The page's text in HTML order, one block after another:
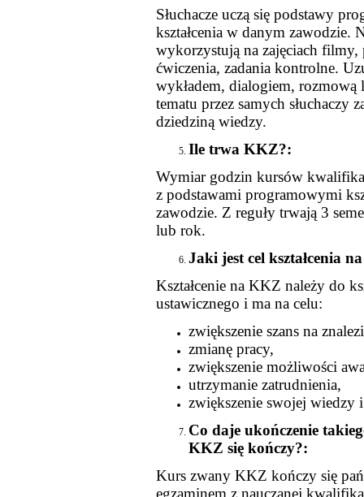
Słuchacze uczą się podstawy
kształcenia w danym zawodzie.
wykorzystują na zajęciach filmy,
ćwiczenia, zadania kontrolne.
wykładem, dialogiem,
tematu przez samych słuchaczy
dziedziną wiedzy.
Ile trwa KKZ?:
Wymiar godzin kursów
z podstawami programowymi
zawodzie. Z reguły trwają 3
lub rok.
Jaki jest cel kształcenia
Kształcenie na KKZ należy do
ustawicznego i ma na celu:
zwiększenie szans na
zmianę pracy,
zwiększenie możliwości
utrzymanie zatrudnienia,
zwiększenie swojej wiedzy
Co daje ukończenie
KKZ się kończy?:
Kurs zwany KKZ kończy się
egzaminem z nauczanej